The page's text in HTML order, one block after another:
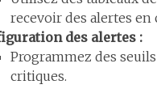
recevoir des alertes en
des alertes :
Programmez des
critiques.